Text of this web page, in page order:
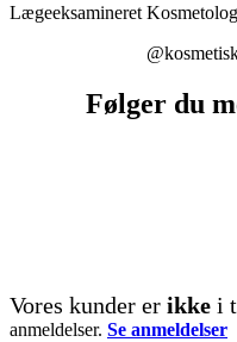
Lægeeksamineret
Følger du
Vores kunder er ikke i
anmeldelser. Se anmeldelser